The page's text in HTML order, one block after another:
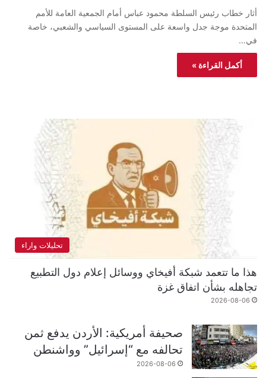
أثار خطاب رئيس السلطة محمود عباس أمام الجمعية العامة للأمم
المتحدة موجة جدل واسعة على المستوى السياسي والشعبي، خاصة
في…
أكمل القراءة »
تحليلات واراء
هذا ما تتعمد شبكة أفيخاي ووسائل إعلام دول التطبيع
تجاهله بشأن اتفاق غزة
2026-08-06
صحيفة أمريكية: الأردن يدفع ثمن
تحالفه مع “إسرائيل” وواشنطن
2026-08-06